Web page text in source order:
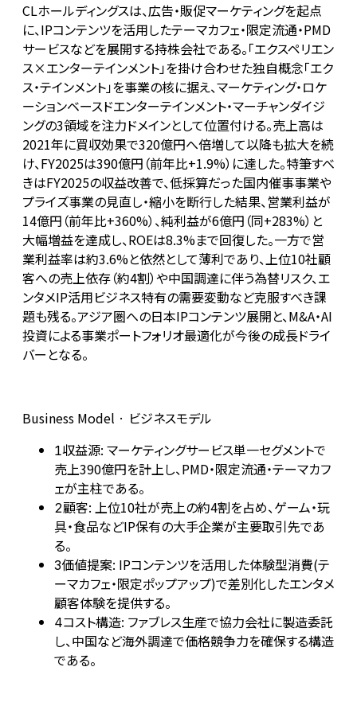
CLホールディングスは、広告・販促マーケティングを起点
に、IPコンテンツを活用したテーマカフェ・限定流通・PMD
サービスなどを展開する持株会社である。「エクスペリエン
ス×エンターテインメント」を掛け合わせた独自概念「エク
ス・テインメント」を事業の核に据え、マーケティング・ロケ
ーションベースドエンターテインメント・マーチャンダイジ
ングの3領域を注力ドメインとして位置付ける。売上高は
2021年に買収効果で320億円へ倍増して以降も拡大を続
け、FY2025は390億円（前年比+1.9%）に達した。特筆すべ
きはFY2025の収益改善で、低採算だった国内催事事業や
プライズ事業の見直し・縮小を断行した結果、営業利益が
14億円（前年比+360%）、純利益が6億円（同+283%）と
大幅増益を達成し、ROEは8.3%まで回復した。一方で営
業利益率は約3.6%と依然として薄利であり、上位10社顧
客への売上依存（約4割）や中国調達に伴う為替リスク、エ
ンタメIP活用ビジネス特有の需要変動など克服すべき課
題も残る。アジア圏への日本IPコンテンツ展開と、M&A・AI
投資による事業ポートフォリオ最適化が今後の成長ドライ
バーとなる。
Business Model · ビジネスモデル
1収益源: マーケティングサービス単一セグメントで
売上390億円を計上し、PMD・限定流通・テーマカフ
ェが主柱である。
2顧客: 上位10社が売上の約4割を占め、ゲーム・玩
具・食品などIP保有の大手企業が主要取引先であ
る。
3価値提案: IPコンテンツを活用した体験型消費(テ
ーマカフェ・限定ポップアップ)で差別化したエンタメ
顧客体験を提供する。
4コスト構造: ファブレス生産で協力会社に製造委託
し、中国など海外調達で価格競争力を確保する構造
である。